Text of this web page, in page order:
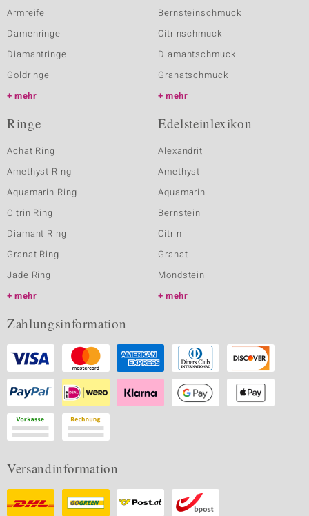
Armreife
Damenringe
Diamantringe
Goldringe
mehr
Bernsteinschmuck
Citrinschmuck
Diamantschmuck
Granatschmuck
mehr
Ringe
Achat Ring
Amethyst Ring
Aquamarin Ring
Citrin Ring
Diamant Ring
Granat Ring
Jade Ring
mehr
Edelsteinlexikon
Alexandrit
Amethyst
Aquamarin
Bernstein
Citrin
Granat
Mondstein
mehr
Zahlungsinformation
Versandinformation